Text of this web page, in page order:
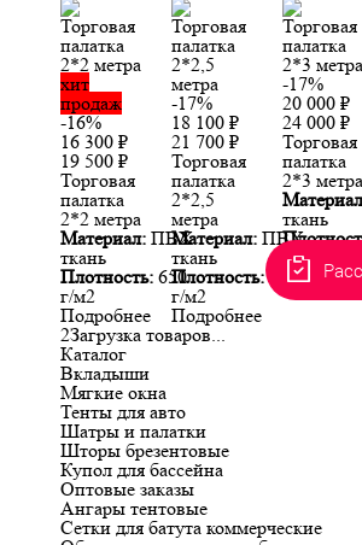
хит
продаж
-16%
16 300 ₽
19 500 ₽
Торговая
палатка
2*2 метра
Материал: ПВХ
ткань
Плотность: 650
г/м2
Подробнее
-17%
18 100 ₽
21 700 ₽
Торговая
палатка
2*2,5
метра
Материал: ПВХ
ткань
Плотность:650
г/м2
Подробнее
-17%
20 000 ₽
24 000 ₽
Торговая
палатка
2*3 метра
ткань
г/м2
2Загрузка товаров...
Каталог
Вкладыши
Мягкие окна
Тенты для авто
Шатры и палатки
Шторы брезентовые
Купол для бассейна
Оптовые заказы
Ангары тентовые
Сетки для батута коммерческие